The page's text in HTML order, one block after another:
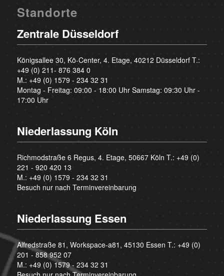
Standorte
Zentrale Düsseldorf
Königsallee 30, Kö-Center, 4. Etage, 40212 Düsseldorf T.:
+49 (0) 211- 876 384 0
M.: +49 (0) 1579 - 234 32 31
Montag - Freitag: 09:00 - 18:00 Uhr Samstag: 09:30 Uhr -
17:00 Uhr
Niederlassung Köln
Richmodstraße 6 Regus, 4. Etage, 50667 Köln T.: +49 (0)
221 - 920 420 13
M.: +49 (0) 1579 - 234 32 31
Besuch nur nach Terminvereinbarung
Niederlassung Essen
Alfredstraße 81, Workspace-a81, 45130 Essen T.: +49 (0)
201 - 858 952 07
M.: +49 (0) 1579 - 234 32 31